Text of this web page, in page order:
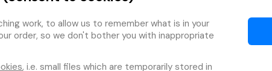
work, to allow us to remember what is in your
order, so we don't bother you with inappropriate
, i.e. small files which are temporarily stored in